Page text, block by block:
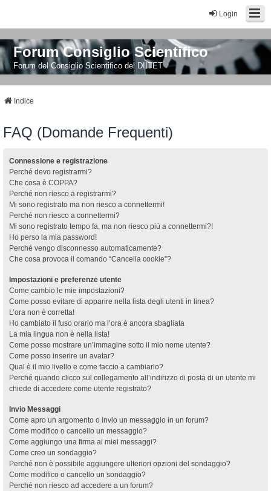
Login
Forum Consiglio Scientifico
Forum del Consiglio Scientifico del DIITET
Indice
FAQ (Domande Frequenti)
Connessione e registrazione
Perché devo registrarmi?
Che cosa è COPPA?
Perché non riesco a registrarmi?
Mi sono registrato ma non riesco a connettermi!
Perché non riesco a connettermi?
Mi sono registrato tempo fa, ma non riesco più a connettermi?!
Ho perso la mia password!
Perché vengo disconnesso automaticamente?
Che cosa provoca il comando “Cancella cookie”?
Impostazioni e preferenze utente
Come cambio le mie impostazioni?
Come posso evitare di apparire nella lista degli utenti in linea?
L’ora non è corretta!
Ho cambiato il fuso orario ma l’ora è ancora sbagliata
La mia lingua non è nella lista!
Come posso mostrare un’immagine sotto il mio nome utente?
Come posso inserire un avatar?
Qual è il mio livello e come faccio a cambiarlo?
Perché quando clicco sul collegamento all’indirizzo di posta di un utente mi
chiede di accedere come utente registrato?
Invio Messaggi
Come apro un argomento o invio un messaggio in un forum?
Come modifico o cancello un messaggio?
Come aggiungo una firma ai miei messaggi?
Come creo un sondaggio?
Perché non è possibile aggiungere ulteriori opzioni del sondaggio?
Come modifico o cancello un sondaggio?
Perché non riesco ad accedere a un forum?